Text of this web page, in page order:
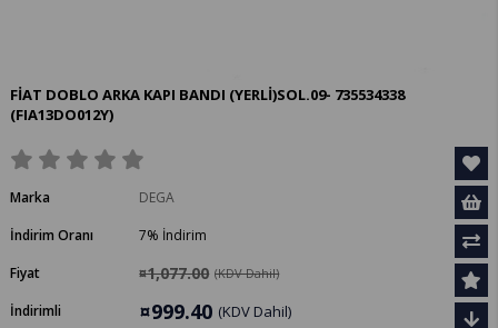
FİAT DOBLO ARKA KAPI BANDI (YERLİ)SOL.09- 735534338
(FIA13DO012Y)
Marka
DEGA
İndirim Oranı
%
7
İndirim
Fiyat
¤1,077.00 (KDV Dahil)
İndirimli ¤999.40 (KDV Dahil)